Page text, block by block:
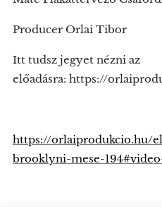
Producer Orlai Tibor
Itt tudsz jegyet nézni az
előadásra: https://
https://orlaiprodukcio.hu/
brooklyni-mese-